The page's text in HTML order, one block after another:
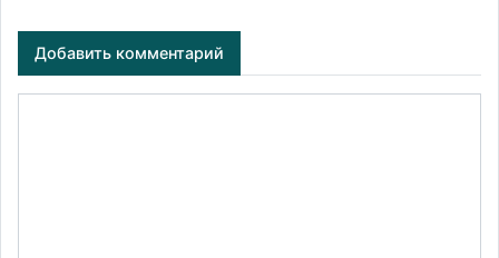
Добавить комментарий